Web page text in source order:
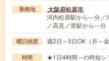
勤務地 大阪府松原市
河内松原駅から---分／
／高見ノ里駅から---分
曜日頻度 週2日～5日OK（月
時間
★1日4時間～の時短シ